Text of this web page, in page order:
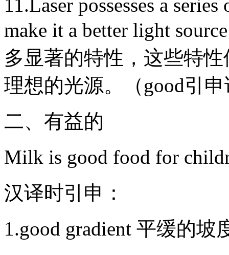
11.Laser possesses a
make it a better light
多显著的特性，这些特
理想的光源。（good
二、有益的
Milk is good food for
汉译时引申：
1.good gradient 平缓